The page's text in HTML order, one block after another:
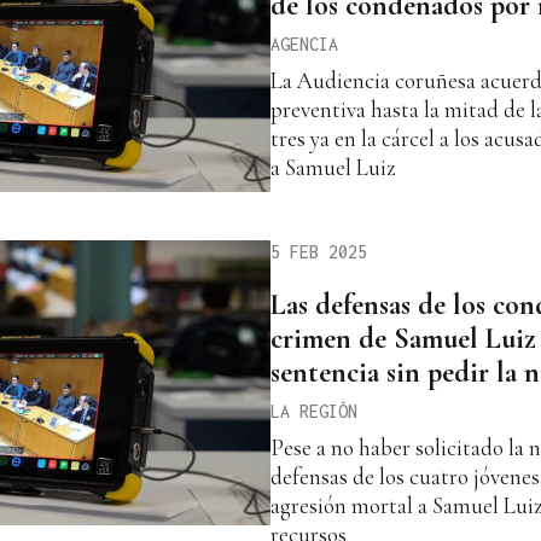
AGENCIA
La Audiencia coruñesa
preventiva hasta la mitad de
tres ya en la cárcel a los
a Samuel Luiz
5 FEB 2025
Las defensas de los
crimen de Samuel
sentencia sin pedir la
LA REGIÓN
Pese a no haber solicitado la
defensas de los cuatro
agresión mortal a Samuel
recursos